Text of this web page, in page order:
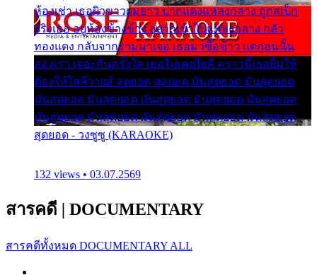
ห้องเช่า เธอผิวขาวผมยาว ปากแดงแหลงกลาง ถูกสเป็ก
จริงเธอ อยู่ห้องข้างข้าง อยากเข้าไปแหลงกลาง กลัว
ทองแดง กลับจากรามมาเจอ เธอมาซื้อข้าว แต่ก่อนนั้น
สองเรา เจอะกันครั้งใด เธอไม่เคยไยดี คราวนี้เธอยิ้มให้
ต้องให้ใส่ลีวายส์ สุดยอด สุดยอด มันสุดยอด มันสุดยอด
มันสุดยอด มันสุดยอด มันสุดยอด มันสุดยอด มันสุดยอด
มันสุดยอด มันสุดยอด มันสุดยอด มันสุดยอด มันสุดยอด
สุดยอด - วงซูซู (KARAOKE)
132 views • 03.07.2569
สารคดี | DOCUMENTARY
สารคดีทั้งหมด DOCUMENTARY ALL